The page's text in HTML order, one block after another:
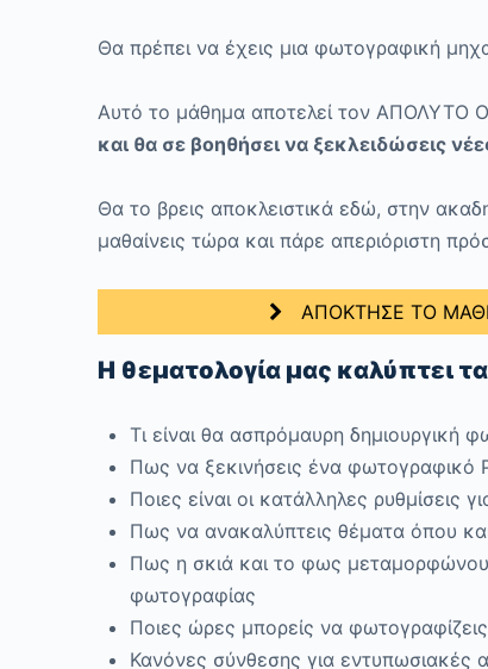
Θα πρέπει να έχεις μια φωτογραφική
Αυτό το μάθημα αποτελεί τον ΑΠΟΛΥΤΟ
και θα σε βοηθήσει να ξεκλειδώσεις
Θα το βρεις αποκλειστικά εδώ, στην
μαθαίνεις τώρα και πάρε απεριόριστη
ΑΠΟΚΤΗΣΕ ΤΟ
Η θεματολογία μας καλύπτει
Τι είναι θα ασπρόμαυρη δημιουργική
Πως να ξεκινήσεις ένα φωτογραφικό
Ποιες είναι οι κατάλληλες
Πως να ανακαλύπτεις θέματα όπου
Πως η σκιά και το φως
φωτογραφίας
Ποιες ώρες μπορείς να φωτογραφίζεις
Κανόνες σύνθεσης για